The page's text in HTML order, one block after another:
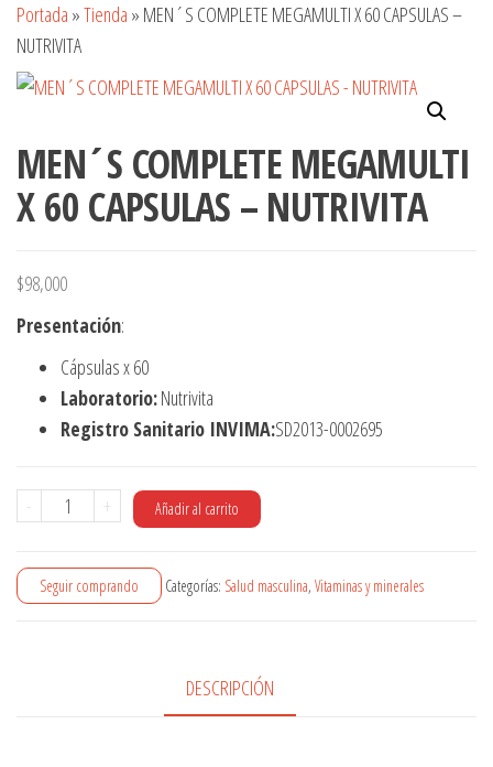
Portada »Tienda » MEN´S COMPLETE MEGAMULTI X 60 CAPSULAS –
NUTRIVITA
MEN´S COMPLETE MEGAMULTI
X 60 CAPSULAS – NUTRIVITA
$98,000
Presentación:
Cápsulas x 60
Laboratorio:Nutrivita
Registro Sanitario INVIMA:SD2013-0002695
-
MEN
COMPLETE
MEGAMULTI
+ Añadir al carrito
Seguir comprando Categorías: Salud masculina, Vitaminas y minerales
DESCRIPCIÓN